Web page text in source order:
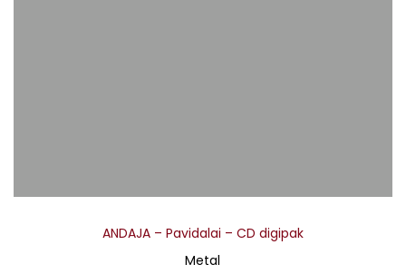
ANDAJA – Pavidalai – CD digipak
Metal